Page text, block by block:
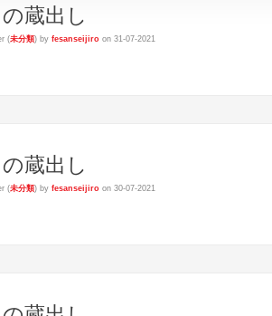
蔵出し
(未分類) by fesanseijiro on 31-07-2021
蔵出し
(未分類) by fesanseijiro on 30-07-2021